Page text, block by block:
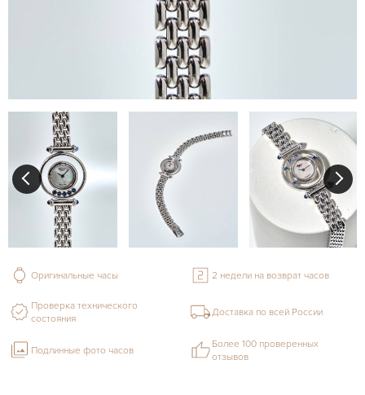
Оригинальные часы 2 недели на возврат часов
Проверка технического
состояния
Доставка по всей России
Подлинные фото часов
Более 100 проверенных
отзывов